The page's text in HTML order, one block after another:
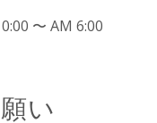
〜 AM 6:00
い